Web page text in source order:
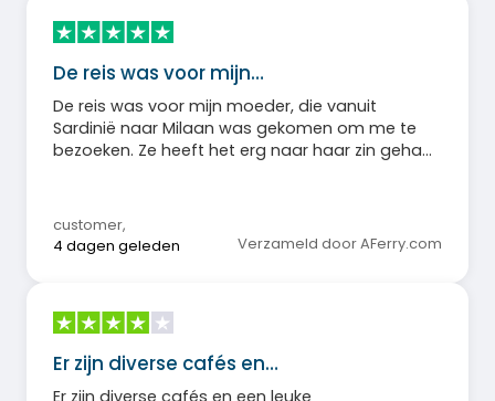
De reis was voor mijn…
De reis was voor mijn moeder, die vanuit
Sardinië naar Milaan was gekomen om me te
bezoeken. Ze heeft het erg naar haar zin gehad,
customer,
4 dagen geleden
Verzameld door AFerry.com
Er zijn diverse cafés en…